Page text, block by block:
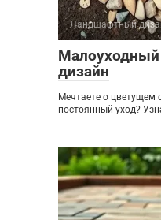
Ландшафтный
дизайн
Мечтаете о цветущем
постоянный уход?